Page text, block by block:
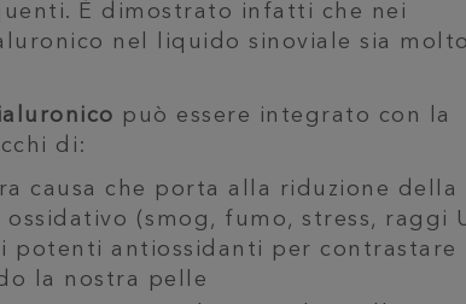
È dimostrato infatti che nei
nel liquido sinoviale sia
può essere integrato con la
di:
causa che porta alla riduzione della
(smog, fumo, stress, raggi
potenti antiossidanti per contrastare
la nostra pelle